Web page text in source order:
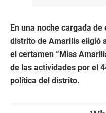
En una noche cargada
distrito de Amarilis eligió
el certamen “Miss
de las actividades por el
política del distrito.